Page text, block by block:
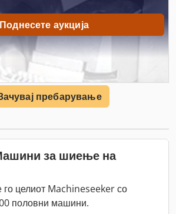
Поднесете аукција
пребарување
за шиење на
го целиот Machineseeker со
половни машини.